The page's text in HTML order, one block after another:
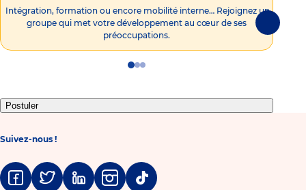
Intégration, formation ou encore mobilité interne… Rejoignez un
groupe qui met votre développement au cœur de ses
préoccupations.
Go
1
Go
2
Go
3
Postuler
Suivez-nous !
FacebookTwitter LinkedinInstagramTiktok